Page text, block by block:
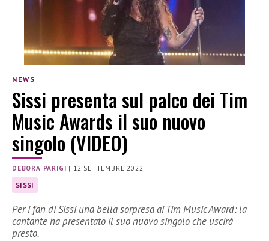
NEWS
Sissi presenta sul palco dei Tim
Music Awards il suo nuovo
singolo (VIDEO)
DEBORA PARIGI | 12 SETTEMBRE 2022
SISSI
Per i fan di Sissi una bella sorpresa ai Tim Music Award: la
cantante ha presentato il suo nuovo singolo che uscirà
presto.